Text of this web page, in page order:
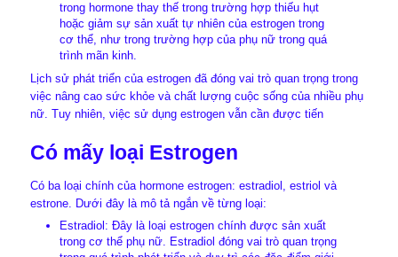
trong hormone thay thế trong trường hợp thiếu hụt
hoặc giảm sự sản xuất tự nhiên của estrogen trong
cơ thể, như trong trường hợp của phụ nữ trong quá
trình mãn kinh.
Lịch sử phát triển của estrogen đã đóng vai trò quan trọng trong
việc nâng cao sức khỏe và chất lượng cuộc sống của nhiều phụ
nữ. Tuy nhiên, việc sử dụng estrogen vẫn cần được tiến
Có mấy loại Estrogen
Có ba loại chính của hormone estrogen: estradiol, estriol và
estrone. Dưới đây là mô tả ngắn về từng loại:
Estradiol: Đây là loại estrogen chính được sản xuất
trong cơ thể phụ nữ. Estradiol đóng vai trò quan trọng